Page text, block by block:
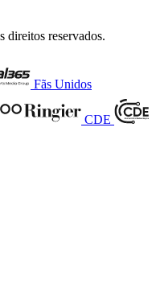
reservados.
Fãs Unidos
CDE